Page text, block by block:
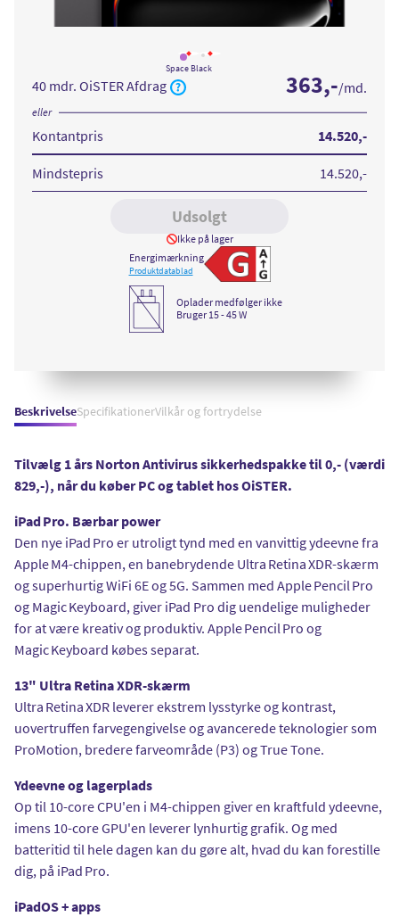
Læs
mere
om
iPad
Pro
13
Space Black
Læs
mere
13
363,-/md.
40 mdr. OiSTER Afdrag
eller
14.520,-
Kontantpris
Mindstepris 14.520,-
Udsolgt
Ikke på lager
Energimærkning
Produktdatablad Vis detaljeret
Oplader medfølger ikke
Bruger 15 - 45 W
BeskrivelseSpecifikationerVilkår og fortrydelse
Tilvælg 1 års Norton Antivirus sikkerhedspakke til 0,- (værdi
829,-), når du køber PC og tablet hos OiSTER.
iPad Pro. Bærbar power
Den nye iPad Pro er utroligt tynd med en vanvittig ydeevne fra
Apple M4-chippen, en banebrydende Ultra Retina XDR-skærm
og superhurtig WiFi 6E og 5G. Sammen med Apple Pencil Pro
og Magic Keyboard, giver iPad Pro dig uendelige muligheder
for at være kreativ og produktiv. Apple Pencil Pro og
Magic Keyboard købes separat.
13" Ultra Retina XDR-skærm
Ultra Retina XDR leverer ekstrem lysstyrke og kontrast,
uovertruffen farvegengivelse og avancerede teknologier som
ProMotion, bredere farveområde (P3) og True Tone.
Ydeevne og lagerplads
Op til 10-core CPU'en i M4-chippen giver en kraftfuld ydeevne,
imens 10-core GPU'en leverer lynhurtig grafik. Og med
batteritid til hele dagen kan du gøre alt, hvad du kan forestille
dig, på iPad Pro.
iPadOS + apps